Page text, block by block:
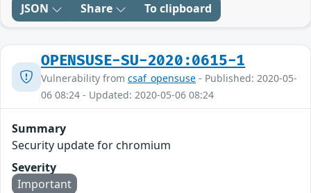
JSON Share To clipboard
OPENSUSE-SU-2020:0615-1
Vulnerability from csaf_opensuse - Published: 2020-05-
06 08:24 - Updated: 2020-05-06 08:24
Summary
Security update for chromium
Severity
Important